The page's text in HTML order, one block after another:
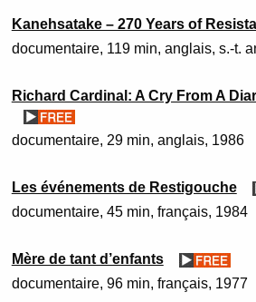
Kanehsatake – 270 Years of
documentaire 119 min anglais, s.-t.
Richard Cardinal: A Cry From A
documentaire 29 min anglais 1986
Les événements de Restigouche
documentaire 45 min français 1984
Mère de tant d’enfants
documentaire 96 min français 1977